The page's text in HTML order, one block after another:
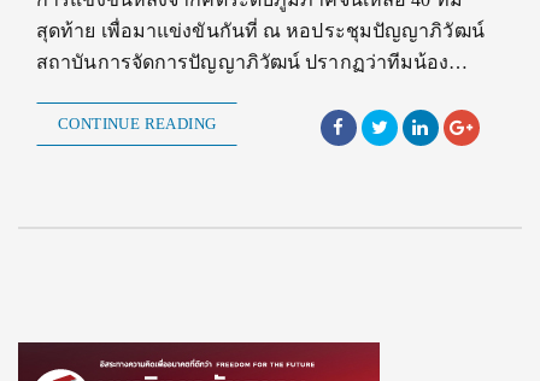
สุดท้าย เพื่อมาแข่งขันกันที่ ณ หอประชุมปัญญาภิวัฒน์
สถาบันการจัดการปัญญาภิวัฒน์ ปรากฏว่าทีมน้อง…
CONTINUE READING